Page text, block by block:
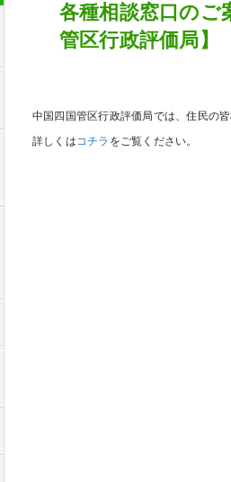
各種相談窓口のご
管区行政評価局】
中国四国管区行政評価局では、住民の
詳しくは コチラ をご覧ください。